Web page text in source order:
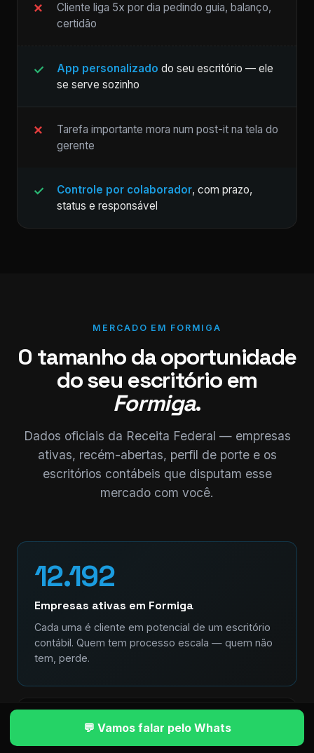
Cliente liga 5x por dia pedindo guia, balanço,
certidão
App personalizado do seu escritório — ele
se serve sozinho
Tarefa importante mora num post-it na tela do
gerente
Controle por colaborador, com prazo,
status e responsável
MERCADO EM FORMIGA
O tamanho da oportunidade
do seu escritório em
Formiga.
Dados oficiais da Receita Federal — empresas
ativas, recém-abertas, perfil de porte e os
escritórios contábeis que disputam esse
mercado com você.
12.192
Empresas ativas em Formiga
Cada uma é cliente em potencial de um escritório
contábil. Quem tem processo escala — quem não
tem, perde.
+1.238💬 Vamos falar pelo Whats